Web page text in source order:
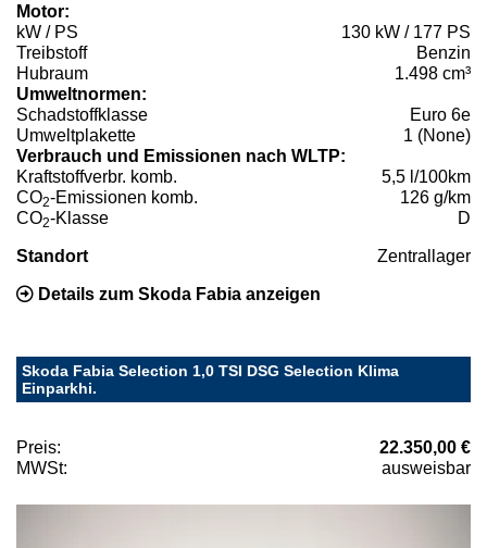
Motor:
kW / PS
130 kW / 177 PS
Treibstoff
Benzin
Hubraum
1.498 cm³
Umweltnormen:
Schadstoffklasse
Euro 6e
Umweltplakette
1 (None)
Verbrauch und Emissionen nach WLTP:
Kraftstoffverbr. komb.
5,5 l/100km
CO2-Emissionen komb.
126 g/km
CO2-Klasse D
Standort Zentrallager
Details zum Skoda Fabia anzeigen
Skoda Fabia Selection 1,0 TSI DSG Selection Klima
Einparkhi.
Preis:
22.350,00 €
MWSt:
ausweisbar